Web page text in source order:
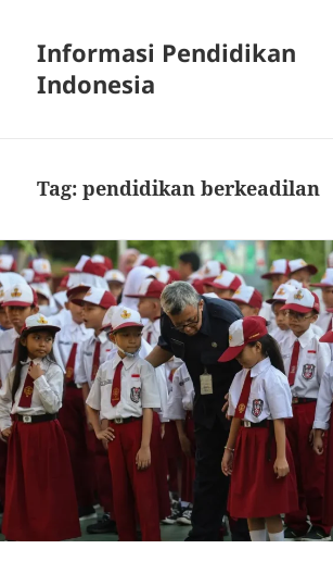
Informasi Pendidikan
Indonesia
Tag:pendidikan berkeadilan